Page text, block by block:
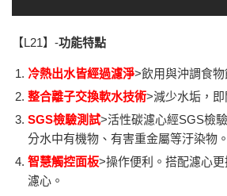
【L21】-功能特點
冷熱出水皆經過濾淨>飲用與沖調食物
整合離子交換軟水技術>減少水垢，即
SGS檢驗測試>活性碳濾心經SGS檢
分水中有機物、有害重金屬等汙染物。
智慧觸控面板>操作便利。搭配濾心
濾心。